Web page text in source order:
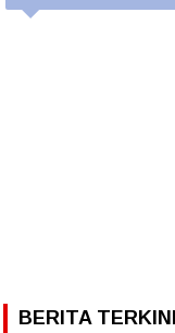
BERITA TERKINI